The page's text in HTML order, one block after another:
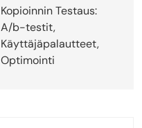
Kopioinnin Testaus:
A/b-testit,
Käyttäjäpalautteet,
Optimointi